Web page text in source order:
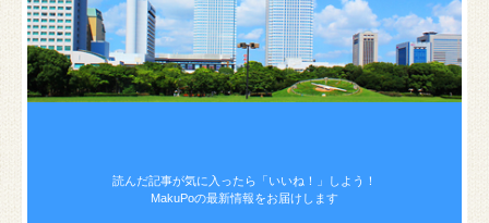
読んだ記事が気に入ったら 「いいね！」しよう！
MakuPoの最新情報をお届けします